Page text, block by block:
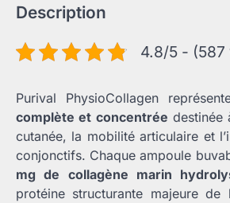
Description
4.8/5 - (587
Purival PhysioCollagen
complète et concentrée destinée
cutanée, la mobilité articulaire et
conjonctifs. Chaque ampoule
mg de collagène marin
protéine structurante majeure de